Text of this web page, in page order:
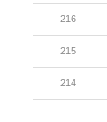
216
215
214